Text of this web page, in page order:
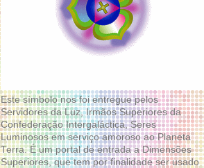
Este símbolo nos foi entregue pelos
Servidores da Luz, Irmãos Superiores da
Confederação Intergaláctica, Seres
Luminosos em serviço amoroso ao Planeta
Terra. É um portal de entrada a Dimensões
Superiores, que tem por finalidade ser usado